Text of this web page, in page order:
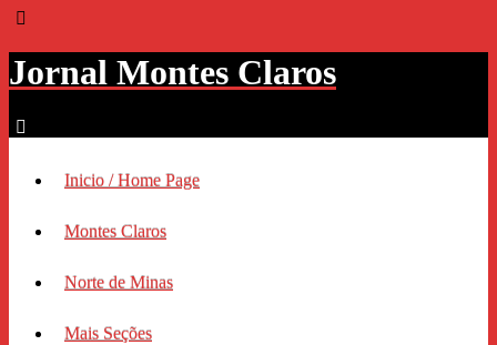
Jornal Montes Claros
Inicio / Home Page
Montes Claros
Norte de Minas
Mais Seções